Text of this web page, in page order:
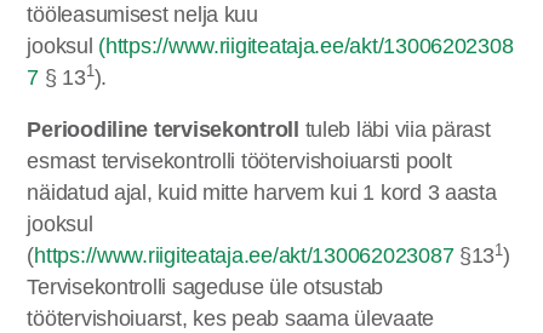
tööleasumisest nelja kuu
jooksul (https://www.riigiteataja.ee/akt/13006202308
7 § 131).
Perioodiline tervisekontroll
tuleb läbi viia pärast
esmast tervisekontrolli töötervishoiuarsti poolt
näidatud ajal, kuid mitte harvem kui 1 kord 3 aasta
jooksul
(https://www.riigiteataja.ee/akt/130062023087§131)
Tervisekontrolli sageduse üle otsustab
töötervishoiuarst, kes peab saama ülevaate